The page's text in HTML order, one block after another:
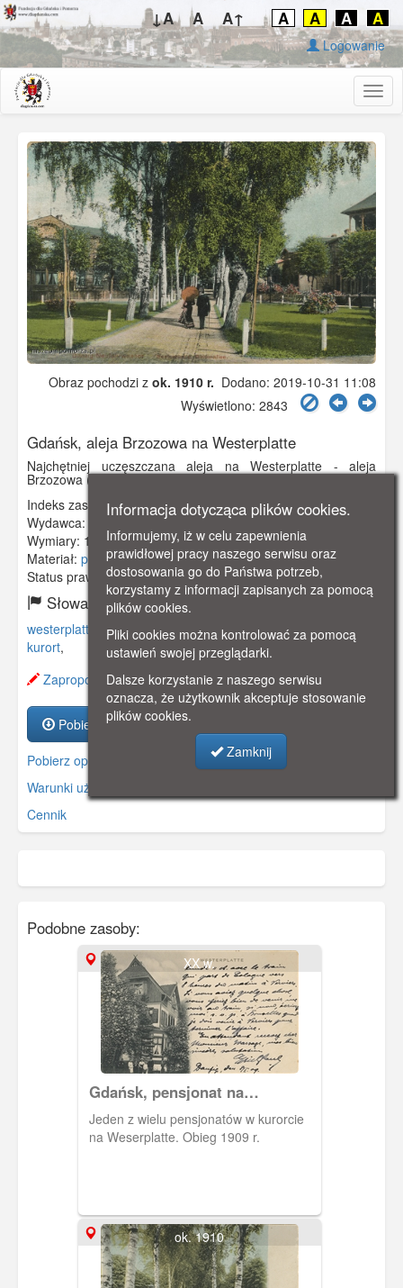
↓A A A↑ A A A A
Logowanie
Obraz pochodzi z ok. 1910 r. Dodano: 2019-10-31 11:08
Wyświetlono: 2843
Gdańsk, aleja Brzozowa na Westerplatte
Najchętniej uczęszczana aleja na Westerplatte - aleja
Brzozowa (Birkenallee). Obieg 1916 r.
Indeks zasobu:GSP00979
Wydawca:
William Stobbies, Neufahrwasser
Wymiary: 138 x 86 mm
Materiał: pocztówka
Status prawny:Użycie Niekomercyjne
Słowa kluczowe:
westerplatte aleja ,brzozowa,birkenallee,kąpielisko,
kurort,
Zaproponuj zmianę opisu.
Pobierz zasób
Pobierz opis
Warunki używania zasobów.
Cennik
Podobne zasoby:
XX w.
Gdańsk, pensjonat na
Westerplatte
Jeden z wielu pensjonatów w kurorcie
na Weserplatte. Obieg 1909 r.
ok. 1910
Informacja dotycząca plików cookies.
Informujemy, iż w celu zapewnienia
prawidłowej pracy naszego serwisu oraz
dostosowania go do Państwa potrzeb,
korzystamy z informacji zapisanych za pomocą
plików cookies.
Pliki cookies można kontrolować za pomocą
ustawień swojej przeglądarki.
Dalsze korzystanie z naszego serwisu
oznacza, że użytkownik akceptuje stosowanie
plików cookies.
Zamknij